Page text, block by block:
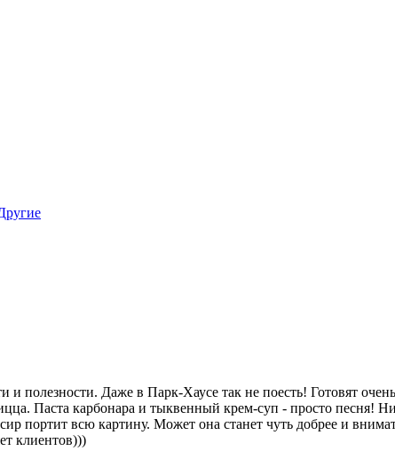
полезности. Даже в Парк-Хаусе так не поесть! Готовят
Паста карбонара и тыквенный крем-суп - просто песня!
портит всю картину. Может она станет чуть добрее и
клиентов)))